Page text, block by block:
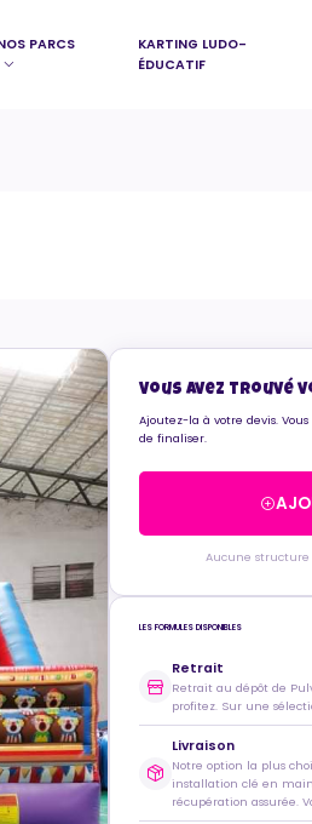
PARCS
KARTING LUDO-
ÉDUCATIF
Vous avez trouvé
Ajoutez-la à votre devis.
de finaliser.
Aucune structure
LES FORMULES DISPONIBLES
Retrait
Retrait au dépôt de
profitez. Sur une
Livraison
Notre option la plus
installation clé en
récupération assurée.